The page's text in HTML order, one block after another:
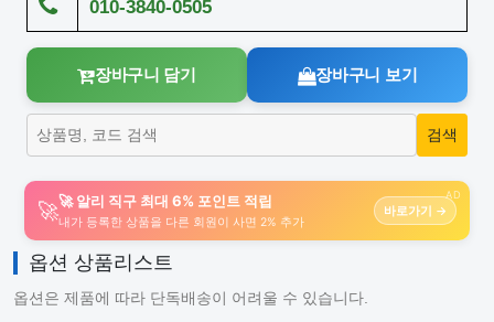
010-3840-0505
장바구니 담기 장바구니 보기
AD
🚀🚀 알리 직구 최대 6% 포인트 적립
내가 등록한 상품을 다른 회원이 사면 2% 추가
바로가기 →
옵션 상품리스트
옵션은 제품에 따라 단독배송이 어려울 수 있습니다.